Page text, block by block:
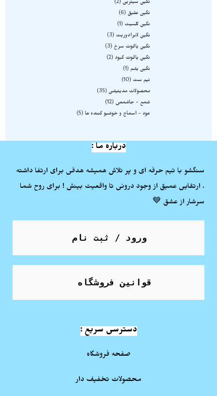
نگین سیترین 2
نگین عقیق
6
نگین کلسیت
1
نگین لابرادوریت
3
نگین یاقوت سرخ
3
نگین یاقوت کبود
2
نگین یشم
1
نیم ست
10
محصولات مدیتیشن 35
شمع - جاشمعی
12
عود - اسماج و خوشبو کننده ها
5
درباره ما :
سنگشو با تیم حرفه ای و پر تلاش همیشه هدفی برای ارتفا داشته
. ارتقایی عمیق از وجود درونی تا واقعیت بینش ! برای روح شما
سرشار از عشق 💙
ورود / ثبت نام
قوانین فروشگاه
دسترسی سریع :
صفحه فروشگاه
محصولات تخفیف دار